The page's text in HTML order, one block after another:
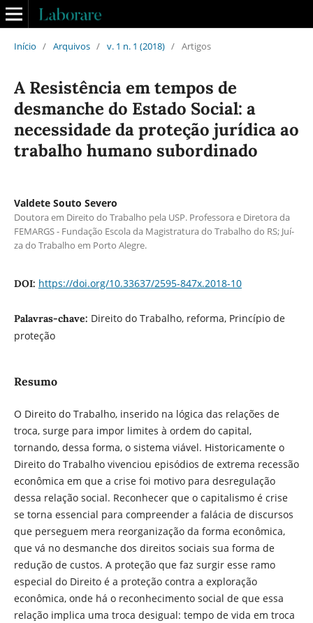
Início / Arquivos / v. 1 n. 1 (2018) / Artigos
A Resistência em tempos de
desmanche do Estado Social: a
necessidade da proteção jurí­dica ao
trabalho humano subordinado
Valdete Souto Severo
Doutora em Direito do Trabalho pela USP. Professora e Diretora da
FEMARGS - Fundação Escola da Magistratura do Trabalho do RS; Juí­
za do Trabalho em Porto Alegre.
DOI: https://doi.org/10.33637/2595-847x.2018-10
Palavras-chave: Direito do Trabalho, reforma, Princípio de
proteção
Resumo
O Direito do Trabalho, inserido na lógica das relações de
troca, surge para impor limites à ordem do capital,
tornando, dessa forma, o sistema viável. Historicamente o
Direito do Trabalho vivenciou episódios de extrema recessão
econômica em que a crise foi motivo para desregulação
dessa relação social. Reconhecer que o capitalismo é crise
se torna essencial para compreender a falácia de discursos
que perseguem mera reorganização da forma econômica,
que vá no desmanche dos direitos sociais sua forma de
redução de custos. A proteção que faz surgir esse ramo
especial do Direito é a proteção contra a exploração
econômica, onde há o reconhecimento social de que essa
relação implica uma troca desigual: tempo de vida em troca